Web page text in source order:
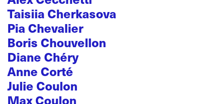
Taisiia Cherkasova
Pia Chevalier
Boris Chouvellon
Diane Chéry
Anne Corté
Julie Coulon
Max Coulon